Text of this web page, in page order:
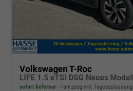
Volkswagen T-Roc
sofort lieferbar Fahrzeug mit Tageszulassung